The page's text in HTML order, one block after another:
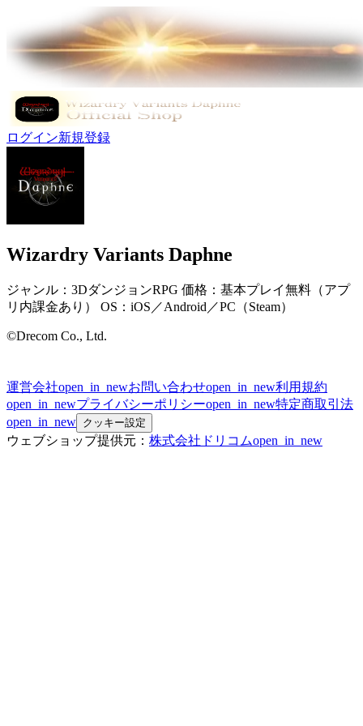
ログイン新規登録
Wizardry Variants Daphne
ジャンル：3DダンジョンRPG 価格：基本プレイ無料（アプ
リ内課金あり） OS：iOS／Android／PC（Steam）
©Drecom Co., Ltd.
運営会社open_in_newお問い合わせopen_in_new利用規約
open_in_newプライバシーポリシーopen_in_new特定商取引法
open_in_new クッキー設定
ウェブショップ提供元： 株式会社ドリコムopen_in_new